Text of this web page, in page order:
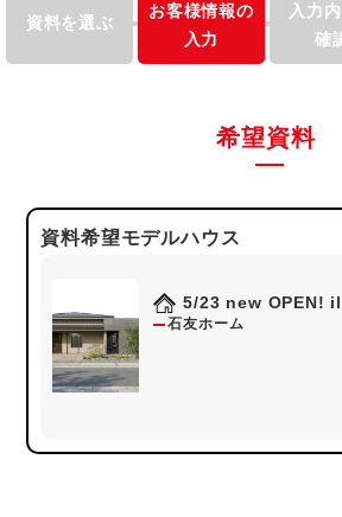
資料を選ぶ
お客様情報の
入力
入力
確
希望資料
資料希望モデルハウス
5/23 new OPEN!
石友ホーム